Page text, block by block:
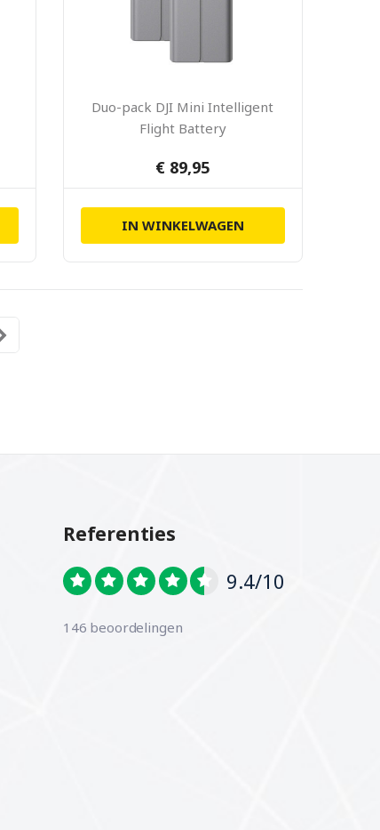
Duo-pack DJI Mini Intelligent
Flight Battery
€ 89,95
IN WINKELWAGEN
Referenties
9.4/10
146 beoordelingen